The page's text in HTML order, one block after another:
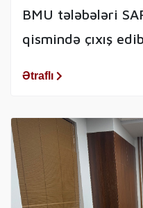
BMU tələbələri
qismində çıxış
Ətraflı